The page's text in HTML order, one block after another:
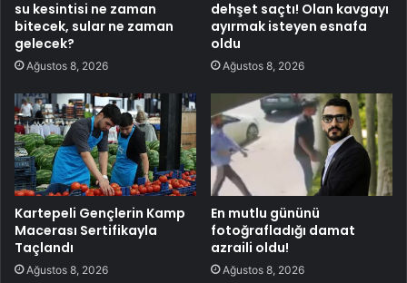
su kesintisi ne zaman
bitecek, sular ne zaman
gelecek?
Ağustos 8, 2026
dehşet saçtı! Olan kavgayı
ayırmak isteyen esnafa
oldu
Ağustos 8, 2026
Kartepeli Gençlerin Kamp
Macerası Sertifikayla
Taçlandı
Ağustos 8, 2026
En mutlu gününü
fotoğrafladığı damat
azraili oldu!
Ağustos 8, 2026